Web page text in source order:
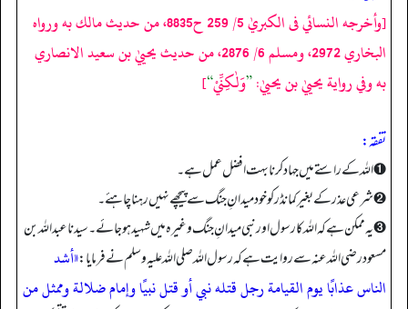
[وأخرجه النسائي فى الكبريٰ 5/ 259 ح8835، من حديث مالك به ورواه
البخاري 2972، ومسلم 6/ 2876، من حديث يحييٰ بن سعيد الانصاري
به وفي رواية يحييٰ بن يحييٰ:”وَلٰكِنِّيْ“
]
تفقه:
➊ اللہ کے راستے میں جہاد کرنا بہت افضل عمل ہے۔
➋ شرعی عذر کے بغیر کمانڈر کو خود میدانِ جنگ سے پیچھے نہیں رہنا چاہئے۔
➌ یہ ممکن ہے کہ اللہ کا رسول اور نبی میدانِ جنگ وغیرہ میں شہید ہوجائے۔ سیدنا عبداللہ بن
مسعود رضی اللہ عنہ سے روایت ہے کہ رسول اللہ صلی اللہ علیہ وسلم نے فرمایا:«أشد
الناس عذابًا یوم القیامة رجل قتله نبي أو قتل نبیًا وإمام ضلالة وممثل من